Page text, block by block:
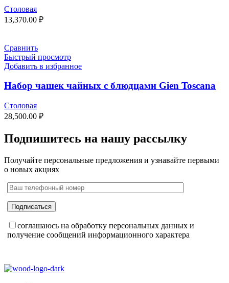
Столовая
13,370.00 ₽
Сравнить
Быстрый просмотр
Добавить в избранное
Набор чашек чайных с блюдцами Gien Toscana
Столовая
28,500.00 ₽
Подпишитесь на нашу рассылку
Получайте персональные предложения и узнавайте первыми
о новых акциях
соглашаюсь на обработку персональных данных и
получение сообщений информационного характера